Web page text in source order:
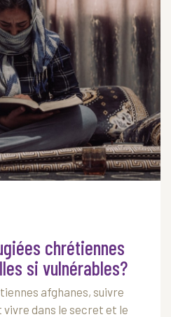
chrétiennes
si vulnérables?
afghanes, suivre
dans le secret et le